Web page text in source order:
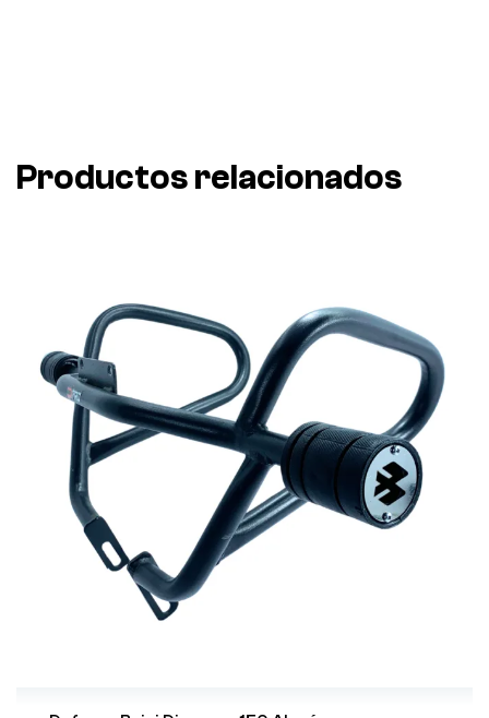
Productos relacionados